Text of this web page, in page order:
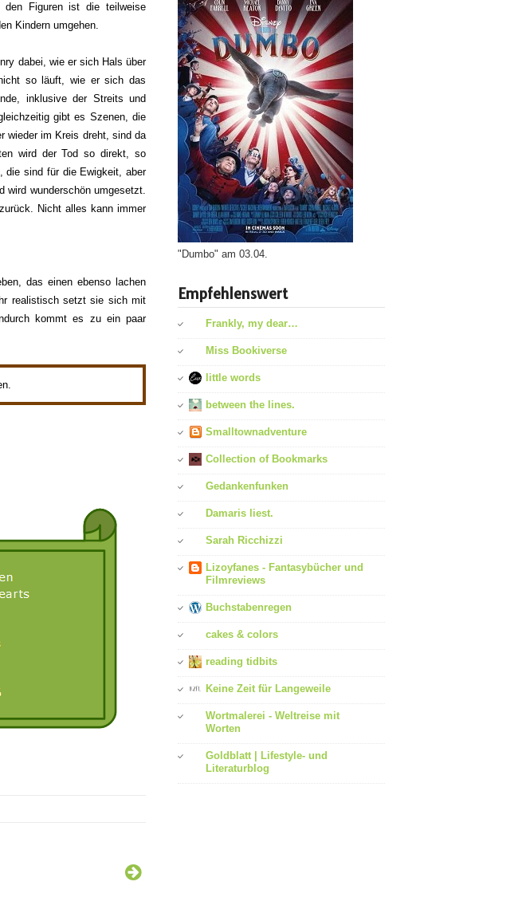
den Figuren ist die teilweise
Kindern umgehen.
dabei, wie er sich Hals über
so läuft, wie er sich das
inklusive der Streits und
gibt es Szenen, die
wieder im Kreis dreht, sind da
wird der Tod so direkt, so
die sind für die Ewigkeit, aber
wird wunderschön umgesetzt.
Nicht alles kann immer
das einen ebenso lachen
realistisch setzt sie sich mit
kommt es zu ein paar
"Dumbo" am 03.04.
Empfehlenswert
Frankly, my dear…
Miss Bookiverse
little words
between the lines.
Smalltownadventure
Collection of Bookmarks
Gedankenfunken
Damaris liest.
Sarah Ricchizzi
Lizoyfanes - Fantasybücher und
Filmreviews
Buchstabenregen
cakes & colors
reading tidbits
Keine Zeit für Langeweile
Wortmalerei - Weltreise mit
Worten
Goldblatt | Lifestyle- und
Literaturblog